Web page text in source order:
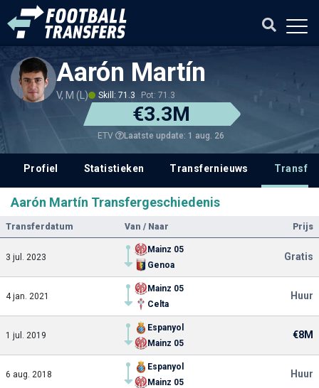
Aarón Martín
V, M (L) Skill: 71.3 Pot: 71.3
€3.3M
ETV Laatste update: 1 aug. 26
Profiel Statistieken Transfernieuws
Aarón Martín Transfergeschiedenis
Transferdatum Van / Naar Prijs
3 jul. 2023
Mainz 05
Genoa
Gratis
4 jan. 2021
Mainz 05
Celta
Huur
1 jul. 2019
Espanyol
Mainz 05
€8M
6 aug. 2018
Espanyol
Mainz 05
Huur